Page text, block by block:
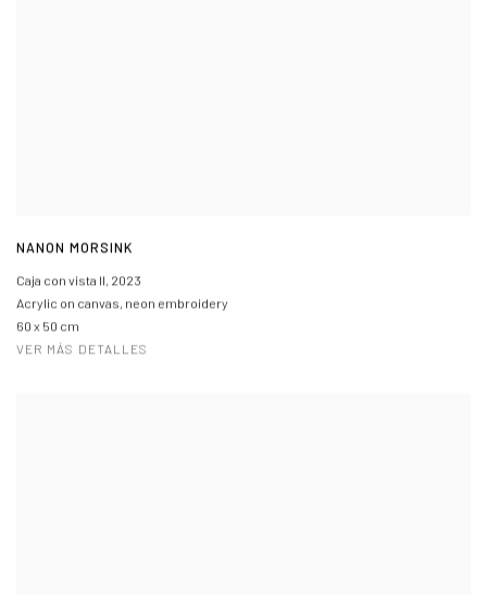
NANON MORSINK
Caja con vista II, 2023
Acrylic on canvas, neon embroidery
60 x 50 cm
VER MÁS DETALLES